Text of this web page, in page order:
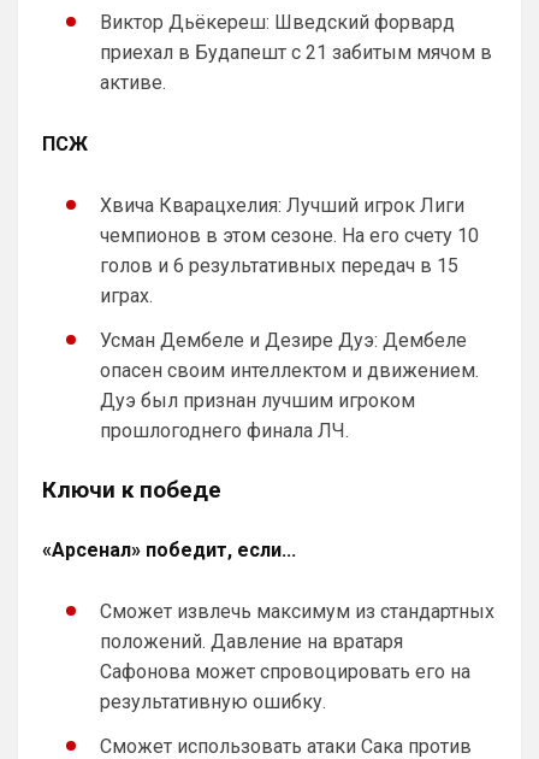
Виктор Дьёкереш: Шведский форвард
приехал в Будапешт с 21 забитым мячом в
активе.
ПСЖ
Хвича Кварацхелия: Лучший игрок Лиги
чемпионов в этом сезоне. На его счету 10
голов и 6 результативных передач в 15
играх.
Усман Дембеле и Дезире Дуэ: Дембеле
опасен своим интеллектом и движением.
Дуэ был признан лучшим игроком
прошлогоднего финала ЛЧ.
Ключи к победе
«Арсенал» победит, если...
Сможет извлечь максимум из стандартных
положений. Давление на вратаря
Сафонова может спровоцировать его на
результативную ошибку.
Сможет использовать атаки Сака против
тут нет. А то раз в полгода ёбнет какую-
нибудь хуйню. Хотя все его перлы уже
как по лекалам. Но всё равно кровь из
глаз каждый раз...
нет. А то раз в полгода ёбнет какую-нибудь
Думаешь нет ?)А я думаю он наблюдает,
выжидает, и ждет подходящего
момента для «удара»
SkyNet
Ответ для Аристократ
выжидает, и ждет подходящего момента
для «удара»
Может для удава? ))
Аристократ• 01:06
Может для удава? ))
про Скайнет )
Britball• 01:48
блин узнаю наш старый добрый чат на
Челси)))
Britball• 01:50